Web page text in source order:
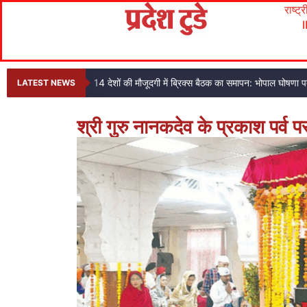
LATEST NEWS 14 देशों की मौजूदगी में ब्रिक्स बैठक का समापन: भोपाल घोषणा
श्री गुरु नानकदेव के प्रकाश पर्व